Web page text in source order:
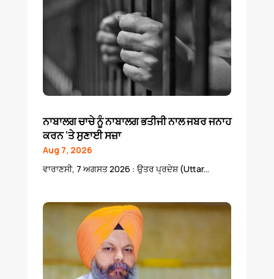
ਨਾਬਾਲਗ ਚਾਚੇ ਨੂੰ ਨਾਬਾਲਗ ਭਤੀਜੀ ਨਾਲ ਜਬਰ ਜਨਾਹ
ਕਰਨ ‘ਤੇ ਸੁਣਾਈ ਸਜ਼ਾ
Aug 7, 2026
ਵਾਰਾਣਸੀ, 7 ਅਗਸਤ 2026 : ਉਤਰ ਪ੍ਰਦੇਸ਼ (Uttar...